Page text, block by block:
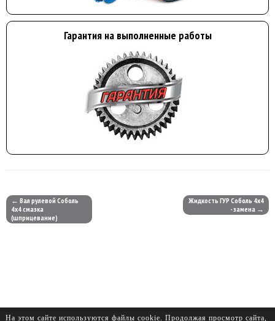
Гарантия на выполненные работы
← Вал рулевой Соболь
4х4 смазка
(шприцевание)
Жидкость ГУР Соболь 4х4
- замена →
На этом сайте используются файлы cookie. Продолжая просмотр сайта,